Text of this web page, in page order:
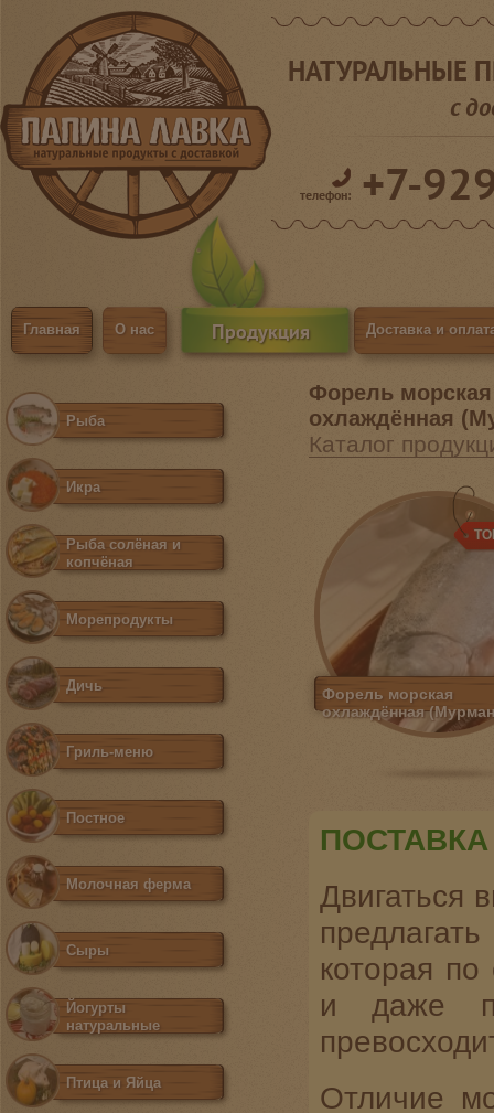
Главная О нас Продукция Доставка и
НАТУРАЛЬНЫЕ
с
телефон: +7-
Форель морская
охлаждённая
Каталог
Форель морская
охлаждённая
Двигаться
которая
и даже
Отличие
Рыба
Икра
Рыба солёная и
копчёная
Морепродукты
Дичь
Гриль-меню
Постное
Молочная ферма
Сыры
Йогурты
натуральные
Птица и Яйца